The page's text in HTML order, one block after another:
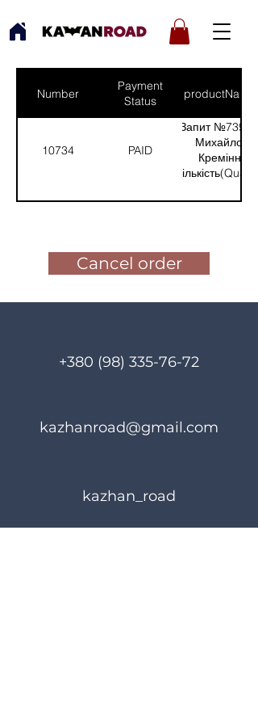
Number
Payment
Status
productNames
10734 PAID
Запит №739 від:
Михайло -
Кремінна
Cancel order
+380 (98) 335-76-72
kazhanroad@gmail.com
kazhan_road